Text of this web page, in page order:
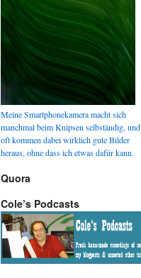
Meine Smartphonekamera macht sich
manchmal beim Knipsen selbständig, und
oft kommen dabei wirklich gute Bilder
heraus, ohne dass ich etwas dafür kann.
Quora
Cole’s Podcasts